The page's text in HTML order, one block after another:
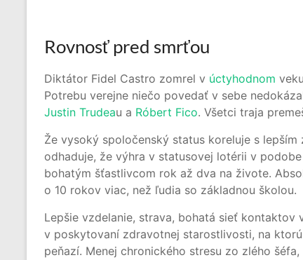
Rovnosť pred smrťou
Diktátor Fidel Castro zomrel v úctyhodnom
Potrebu verejne niečo povedať v sebe
Justin Trudeau a Róbert Fico. Všetci traja
Že vysoký spoločenský status koreluje s lepším
odhaduje, že výhra v statusovej lotérii v
bohatým šťastlivcom rok až dva na živote.
o 10 rokov viac, než ľudia so základnou školou.
Lepšie vzdelanie, strava, bohatá sieť
v poskytovaní zdravotnej starostlivosti, na
peňazí. Menej chronického stresu zo zlého